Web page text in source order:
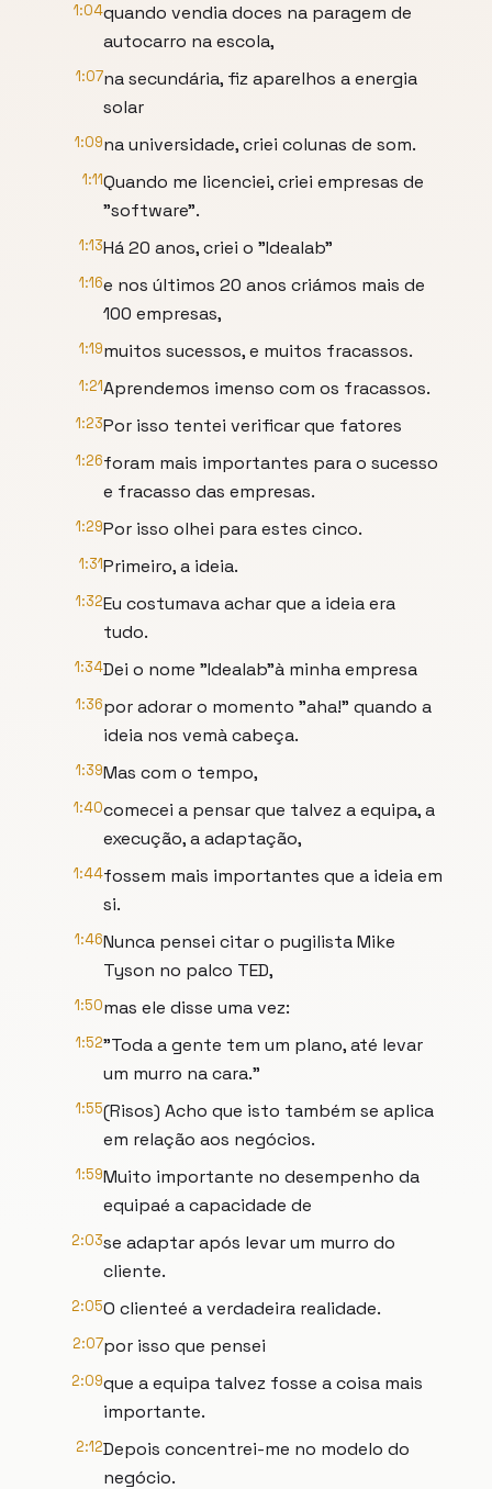
1:04quando vendia doces na paragem de
autocarro na escola,
1:07na secundária, fiz aparelhos a energia
solar
1:09na universidade, criei colunas de som.
1:11Quando me licenciei, criei empresas de
"software".
1:13Há 20 anos, criei o "Idealab"
1:16e nos últimos 20 anos criámos mais de
100 empresas,
1:19muitos sucessos, e muitos fracassos.
1:21Aprendemos imenso com os fracassos.
1:23Por isso tentei verificar que fatores
1:26foram mais importantes para o sucesso
e fracasso das empresas.
1:29Por isso olhei para estes cinco.
1:31Primeiro, a ideia.
1:32Eu costumava achar que a ideia era
tudo.
1:34Dei o nome "Idealab"à minha empresa
1:36por adorar o momento "aha!" quando a
ideia nos vemà cabeça.
1:39Mas com o tempo,
1:40comecei a pensar que talvez a equipa, a
execução, a adaptação,
1:44fossem mais importantes que a ideia em
si.
1:46Nunca pensei citar o pugilista Mike
Tyson no palco TED,
1:50mas ele disse uma vez:
1:52"Toda a gente tem um plano, até levar
um murro na cara."
1:55(Risos) Acho que isto também se aplica
em relação aos negócios.
1:59Muito importante no desempenho da
equipaé a capacidade de
2:03se adaptar após levar um murro do
cliente.
2:05O clienteé a verdadeira realidade.
2:07por isso que pensei
2:09que a equipa talvez fosse a coisa mais
importante.
2:12Depois concentrei-me no modelo do
negócio.